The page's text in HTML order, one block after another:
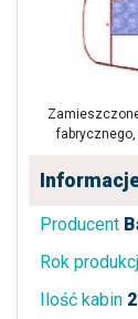
Producent
Rok
Ilość kabin 2